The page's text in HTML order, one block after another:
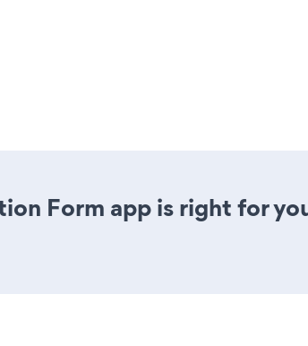
Form app is right for